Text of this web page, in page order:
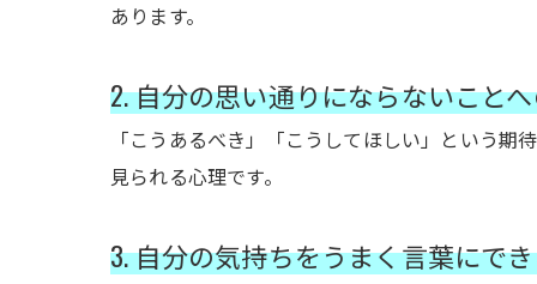
あります。
2. 自分の思い通りにならないこと
「こうあるべき」「こうしてほしい」という
見られる心理です。
3. 自分の気持ちをうまく言葉にで